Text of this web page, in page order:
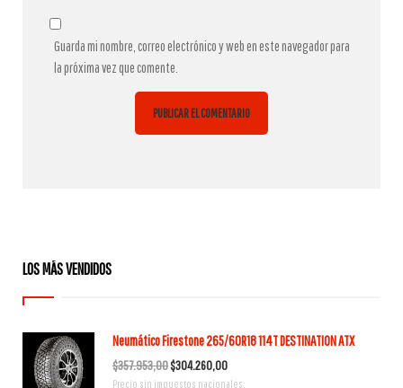
Guarda mi nombre, correo electrónico y web en este navegador para
la próxima vez que comente.
LOS MÁS VENDIDOS
Neumático Firestone 265/60R18 114T DESTINATION ATX
$357.953,00El
$304.260,00El
Precio sin impuestos nacionales: